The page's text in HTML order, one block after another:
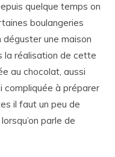
quelque temps on
boulangeries
déguster une maison
la réalisation de cette
au chocolat, aussi
compliquée à préparer
il faut un peu de
parle de